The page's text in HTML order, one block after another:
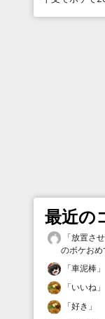
最近の
「放置さ
のボケおめ
「車泥棒 」
「いいね 」
「好き 」